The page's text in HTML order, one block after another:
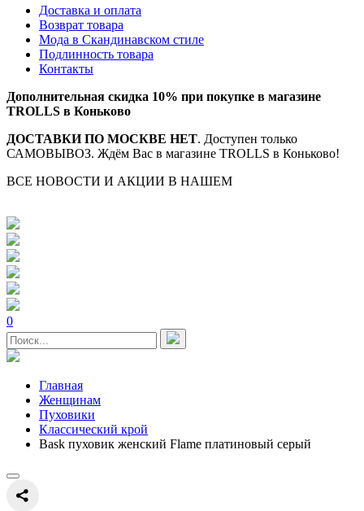
Доставка и оплата
Возврат товара
Мода в Скандинавском стиле
Подлинность товара
Контакты
Дополнительная скидка 10% при покупке в магазине
TROLLS в Коньково
ДОСТАВКИ ПО МОСКВЕ НЕТ. Доступен только
САМОВЫВОЗ. Ждём Вас в магазине TROLLS в Коньково!
ВСЕ НОВОСТИ И АКЦИИ В НАШЕМ
0
Главная
Женщинам
Пуховики
Классический крой
Bask пуховик женский Flame платиновый серый